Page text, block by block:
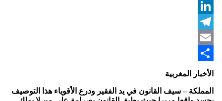
Messenger
LinkedIn
Telegram
Email
Share
الأخبار المغربية
المملكة – سيف القانون في يد الفقير ودرع الأقوياء هذا التوصيف